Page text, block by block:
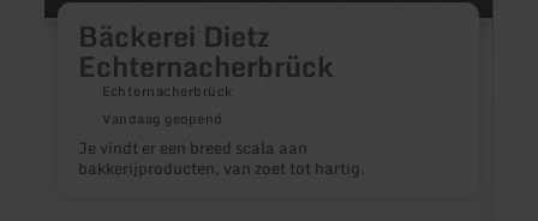
Bäckerei Dietz
Echternacherbrück
Echternacherbrück
Vandaag geopend
Je vindt er een breed scala aan
bakkerijproducten, van zoet tot hartig.